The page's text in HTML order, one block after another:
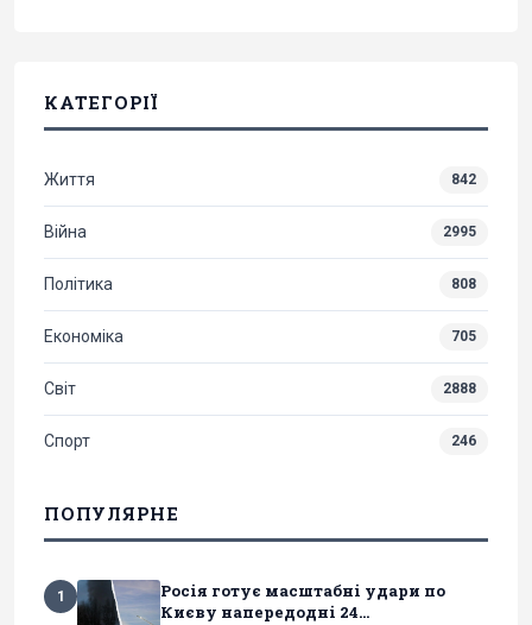
КАТЕГОРІЇ
Життя 842
Війна 2995
Політика 808
Економіка 705
Світ 2888
Спорт 246
ПОПУЛЯРНЕ
1
Росія готує масштабні удари по
Києву напередодні 24...